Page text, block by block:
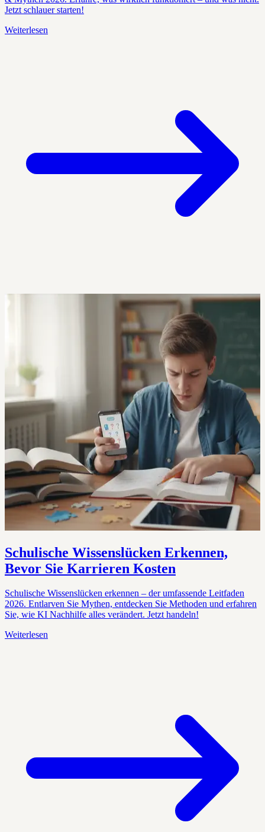
Jetzt schlauer starten!
Weiterlesen
Schulische Wissenslücken Erkennen,
Bevor Sie Karrieren Kosten
Schulische Wissenslücken erkennen – der umfassende Leitfaden
2026. Entlarven Sie Mythen, entdecken Sie Methoden und erfahren
Sie, wie KI Nachhilfe alles verändert. Jetzt handeln!
Weiterlesen